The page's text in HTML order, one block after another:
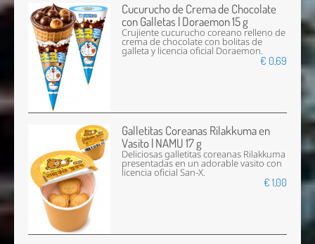
Cucurucho de Crema de Chocolate
con Galletas | Doraemon 15 g
Crujiente cucurucho coreano relleno de
crema de chocolate con bolitas de
galleta y licencia oficial Doraemon.
€ 0,69
Galletitas Coreanas Rilakkuma en
Vasito | NAMU 17 g
Deliciosas galletitas coreanas Rilakkuma
presentadas en un adorable vasito con
licencia oficial San-X.
€ 1,00